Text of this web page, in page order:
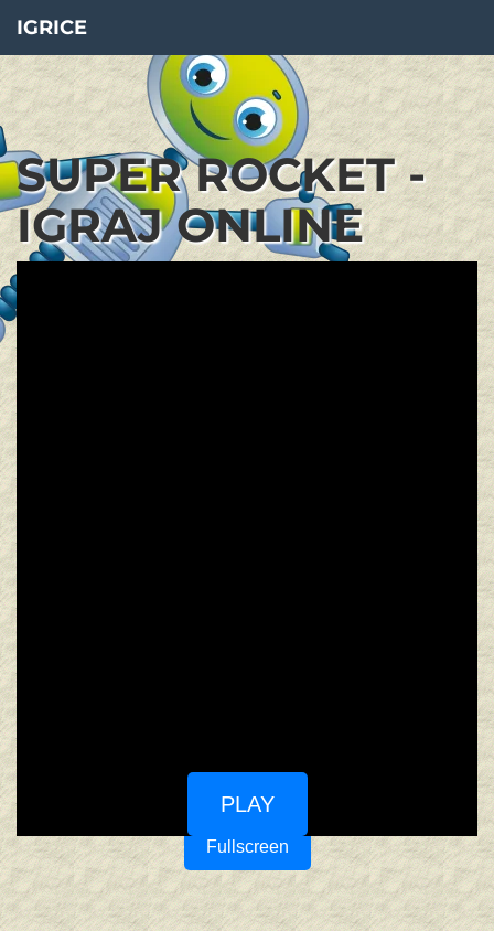
IGRICE
SUPER ROCKET -
IGRAJ ONLINE
PLAY
Fullscreen